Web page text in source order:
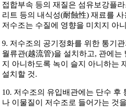
접합부속 등의 재질은 섬유보강플
리트 등의 내식성(耐蝕性) 재료를
저수조는 수질에 영향을 미치지 아
9. 저수조의 공기정화를 위한 통기
월류관(越流管)을 설치하고, 관에는
지 아니하도록 녹이 슬지 아니하는
설치할 것.
10. 저수조의 유입배관에는 단수 후
나 이물질이 저수조로 들어가는 것